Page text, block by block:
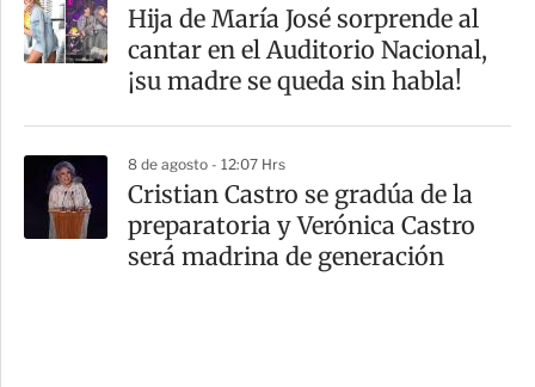
Hija de María José sorprende al
cantar en el Auditorio Nacional,
¡su madre se queda sin habla!
8 de agosto - 12:07 Hrs
Cristian Castro se gradúa de la
preparatoria y Verónica Castro
será madrina de generación